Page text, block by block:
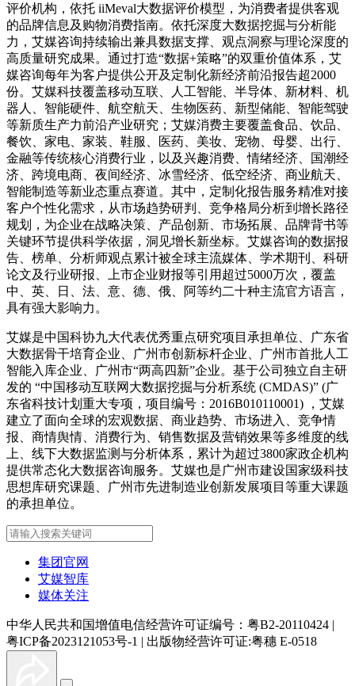
评价机构，依托 iiMeval大数据评价模型，为消费者提供客观
的品牌信息及购物消费指南。依托深度大数据挖掘与分析能
力，艾媒咨询持续输出兼具数据支撑、观点洞察与理论深度的
高质量研究成果。通过打造“数据+策略”的双重价值体系，艾
媒咨询每年为客户提供公开及定制化新经济前沿报告超2000
份。艾媒科技覆盖移动互联、人工智能、半导体、新材料、机
器人、智能硬件、航空航天、生物医药、新型储能、智能驾驶
等新质生产力前沿产业研究；艾媒消费主要覆盖食品、饮品、
餐饮、家电、家装、鞋服、医药、美妆、宠物、母婴、出行、
金融等传统核心消费行业，以及兴趣消费、情绪经济、国潮经
济、跨境电商、夜间经济、冰雪经济、低空经济、商业航天、
智能制造等新业态重点赛道。其中，定制化报告服务精准对接
客户个性化需求，从市场趋势研判、竞争格局分析到增长路径
规划，为企业在战略决策、产品创新、市场拓展、品牌背书等
关键环节提供科学依据，洞见增长新坐标。艾媒咨询的数据报
告、榜单、分析师观点累计被全球主流媒体、学术期刊、科研
论文及行业研报、上市企业财报等引用超过5000万次，覆盖
中、英、日、法、意、德、俄、阿等约二十种主流官方语言，
具有强大影响力。
艾媒是中国科协九大代表优秀重点研究项目承担单位、广东省
大数据骨干培育企业、广州市创新标杆企业、广州市首批人工
智能入库企业、广州市“两高四新”企业。基于公司独立自主研
发的 “中国移动互联网大数据挖掘与分析系统 (CMDAS)” (广
东省科技计划重大专项，项目编号：2016B010110001) ，艾媒
建立了面向全球的宏观数据、商业趋势、市场进入、竞争情
报、商情舆情、消费行为、销售数据及营销效果等多维度的线
上、线下大数据监测与分析体系，累计为超过3800家政企机构
提供常态化大数据咨询服务。艾媒也是广州市建设国家级科技
思想库研究课题、广州市先进制造业创新发展项目等重大课题
的承担单位。
集团官网
艾媒智库
媒体关注
中华人民共和国增值电信经营许可证编号：粤B2-20110424 |
粤ICP备2023121053号-1 | 出版物经营许可证:粤穗 E-0518